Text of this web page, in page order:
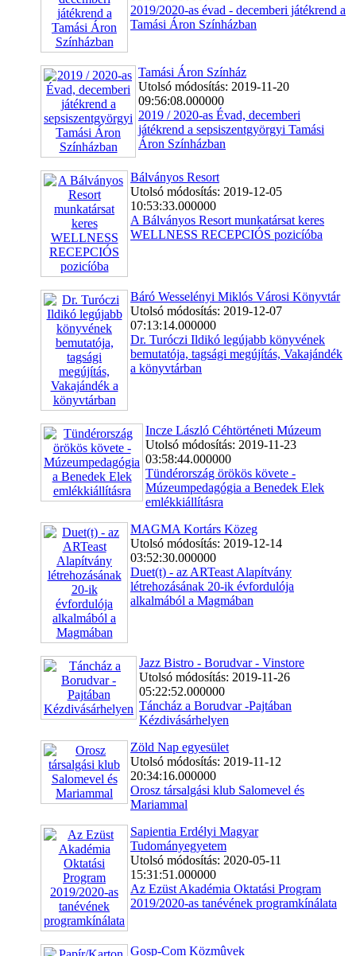
2019/2020-as évad - decemberi játékrend a
Tamási Áron Színházban
Tamási Áron Színház
Utolsó módosítás: 2019-11-20
09:56:08.000000
2019 / 2020-as Évad, decemberi
játékrend a sepsiszentgyörgyi Tamási
Áron Színházban
Bálványos Resort
Utolsó módosítás: 2019-12-05
10:53:33.000000
A Bálványos Resort munkatársat keres
WELLNESS RECEPCIÓS pozicíóba
Báró Wesselényi Miklós Városi Könyvtár
Utolsó módosítás: 2019-12-07
07:13:14.000000
Dr. Turóczi Ildikó legújabb könyvének
bemutatója, tagsági megújítás, Vakajándék
a könyvtárban
Incze László Céhtörténeti Múzeum
Utolsó módosítás: 2019-11-23
03:58:44.000000
Tündérország örökös követe -
Múzeumpedagógia a Benedek Elek
emlékkiállításra
MAGMA Kortárs Közeg
Utolsó módosítás: 2019-12-14
03:52:30.000000
Duet(t) - az ARTeast Alapítvány
létrehozásának 20-ik évfordulója
alkalmából a Magmában
Jazz Bistro - Borudvar - Vinstore
Utolsó módosítás: 2019-11-26
05:22:52.000000
Táncház a Borudvar -Pajtában
Kézdivásárhelyen
Zöld Nap egyesület
Utolsó módosítás: 2019-11-12
20:34:16.000000
Orosz társalgási klub Salomevel és
Mariammal
Sapientia Erdélyi Magyar
Tudományegyetem
Utolsó módosítás: 2020-05-11
15:31:51.000000
Az Ezüst Akadémia Oktatási Program
2019/2020-as tanévének programkínálata
Gosp-Com Közmûvek